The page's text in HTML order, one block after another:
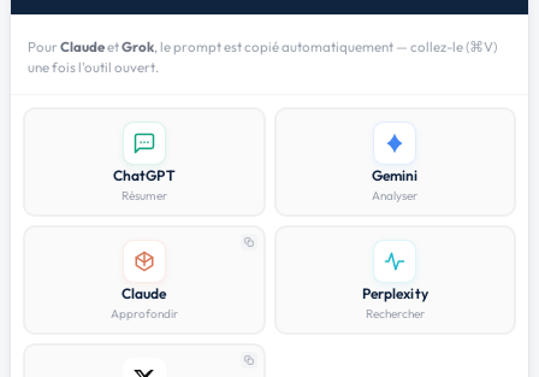
PourClaudeetGrok, le prompt est copié automatiquement — collez-le (⌘V)
une fois l'outil ouvert.
ChatGPT
Résumer
Gemini
Analyser
Claude
Approfondir
Perplexity
Rechercher